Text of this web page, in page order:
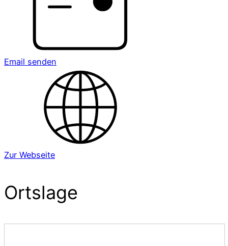
Email senden
Zur Webseite
Ortslage